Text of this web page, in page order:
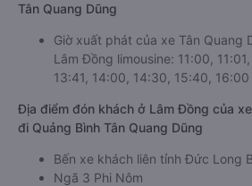
Tân Quang Dũng
Giờ xuất phát của xe Tân Quang
Lâm Đồng limousine: 11:00,
13:41, 14:00, 14:30, 15:40, 16:00
Địa điểm đón khách ở Lâm Đồng của
đi Quảng Bình Tân Quang Dũng
Bến xe khách liên tỉnh Đức Long
Ngã 3 Phi Nôm